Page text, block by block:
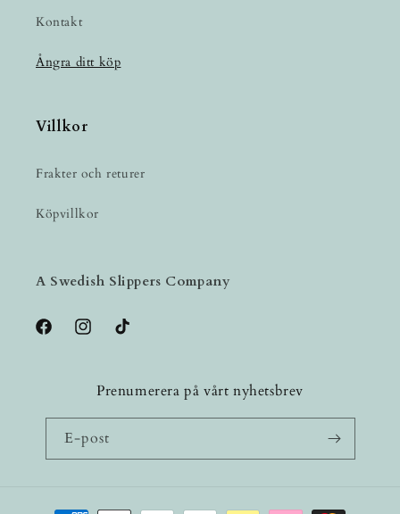
Kontakt
Ångra ditt köp
Villkor
Frakter och returer
Köpvillkor
A Swedish Slippers Company
FacebookInstagramTikTok
Prenumerera på vårt nyhetsbrev
E-post